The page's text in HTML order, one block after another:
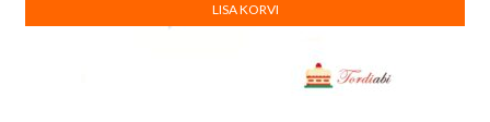
LISA KORVI